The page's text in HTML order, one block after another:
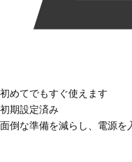
初めてでもすぐ使えます
初期設定済み
面倒な準備を減らし、電源を